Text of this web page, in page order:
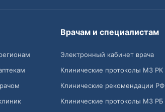
Врачам и специалистам
Электронный кабинет врача
Клинические протоколы МЗ РК
Клинические рекомендации РФ
Клинические протоколы МЗ РБ